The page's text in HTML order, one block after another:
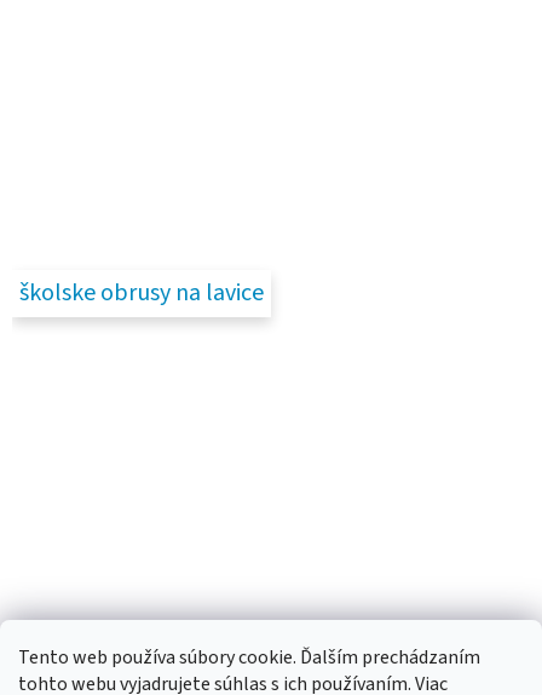
Tento web používa súbory cookie. Ďalším prechádzaním
tohto webu vyjadrujete súhlas s ich používaním. Viac
školske obrusy na lavice